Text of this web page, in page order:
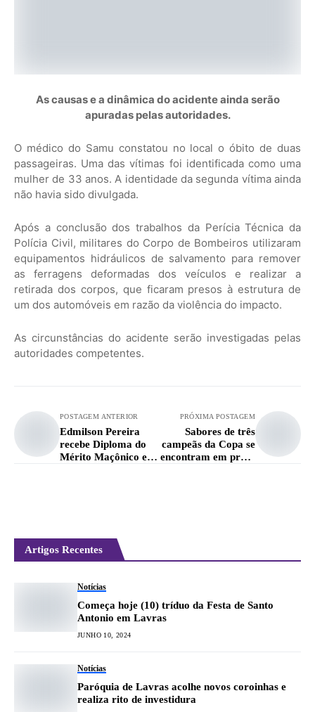
As causas e a dinâmica do acidente ainda serão
apuradas pelas autoridades.
O médico do Samu constatou no local o óbito de duas
passageiras. Uma das vítimas foi identificada como uma
mulher de 33 anos. A identidade da segunda vítima ainda
não havia sido divulgada.
Após a conclusão dos trabalhos da Perícia Técnica da
Polícia Civil, militares do Corpo de Bombeiros utilizaram
equipamentos hidráulicos de salvamento para remover
as ferragens deformadas dos veículos e realizar a
retirada dos corpos, que ficaram presos à estrutura de
um dos automóveis em razão da violência do impacto.
As circunstâncias do acidente serão investigadas pelas
autoridades competentes.
POSTAGEM ANTERIOR
Edmilson Pereira
recebe Diploma do
Mérito Maçônico em
PRÓXIMA POSTAGEM
Sabores de três
campeãs da Copa se
encontram em prato
Artigos Recentes
Notícias
Começa hoje (10) tríduo da Festa de Santo
Antonio em Lavras
JUNHO 10, 2024
Notícias
Paróquia de Lavras acolhe novos coroinhas e
realiza rito de investidura